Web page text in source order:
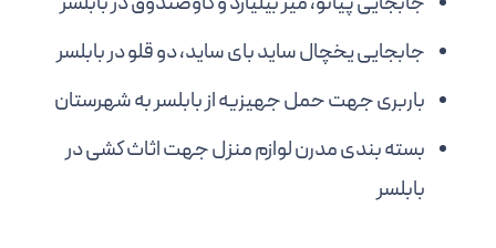
جابجایی یخچال ساید بای ساید، دو قلو در بابلسر
باربری جهت حمل جهیزیه از بابلسر به شهرستان
بسته بندی مدرن لوازم منزل جهت اثاث کشی در
بابلسر